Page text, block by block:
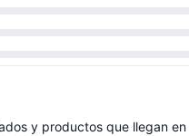
y productos que llegan